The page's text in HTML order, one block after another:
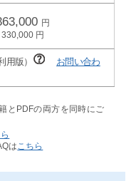
330,000
用版）
お問い合わ
とPDFの両方を同時にご
は こちら